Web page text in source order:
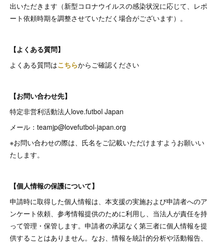
出いただきます（新型コロナウイルスの感染状況に応じて、レポ
ート依頼時期を調整させていただく場合がございます）。
【よくある質問】
よくある質問はこちらからご確認ください
【お問い合わせ先】
特定非営利活動法人love.futbol Japan
メール：teamjp@lovefutbol-japan.org
※お問い合わせの際は、氏名をご記載いただけますようお願いい
たします。
【個人情報の保護について】
申請時に取得した個人情報は、本支援の実施および申請者へのア
ンケート依頼、参考情報提供のために利用し、当法人が責任を持
って管理・保管します。申請者の承諾なく第三者に個人情報を提
供することはありません。なお、情報を統計的分析や活動報告、